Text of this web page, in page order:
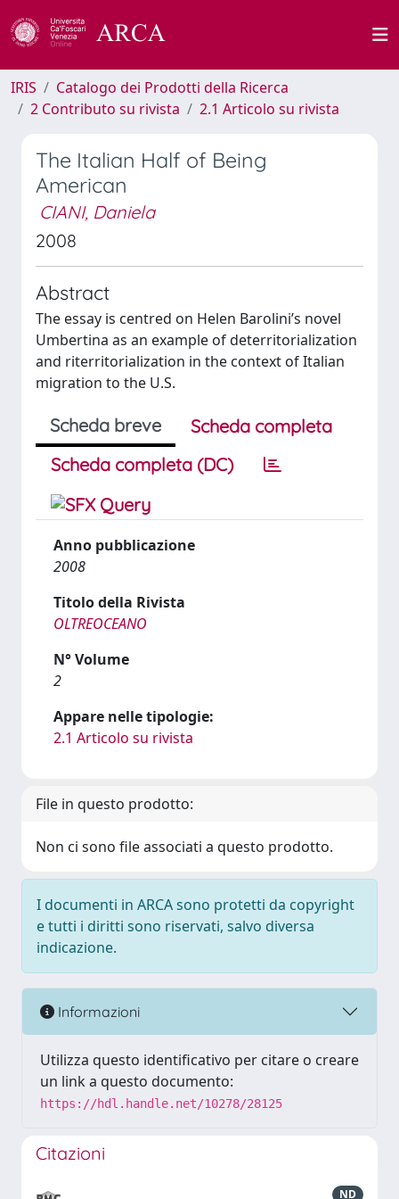
IRIS
Catalogo dei Prodotti della Ricerca
2 Contributo su rivista
2.1 Articolo su rivista
The Italian Half of Being
American
CIANI, Daniela
2008
Abstract
The essay is centred on Helen Barolini’s novel
Umbertina as an example of deterritorialization
and riterritorialization in the context of Italian
migration to the U.S.
Scheda breve
Scheda completa
Scheda completa (DC)
Anno pubblicazione
2008
Titolo della Rivista
OLTREOCEANO
N° Volume
2
Appare nelle tipologie:
2.1 Articolo su rivista
File in questo prodotto:
Non ci sono file associati a questo prodotto.
I documenti in ARCA sono protetti da copyright
e tutti i diritti sono riservati, salvo diversa
indicazione.
Informazioni
Utilizza questo identificativo per citare o creare
un link a questo documento:
https://hdl.handle.net/10278/28125
Citazioni
ND